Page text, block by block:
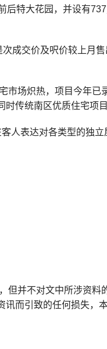
后特大花园，并设有
成交价及呎价较上月
市场炽热，项目今年已
传统南区优质住宅项
人表达对各类型的独
但并不对文中所涉资料
而引致的任何损失，本